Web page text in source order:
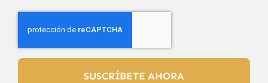
SUSCRÍBETE AHORA